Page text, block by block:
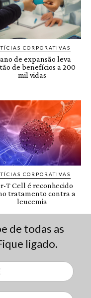
de todas as
ligado.